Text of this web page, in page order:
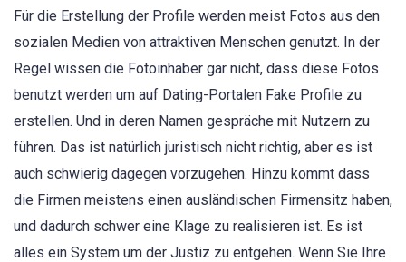
Für die Erstellung der Profile werden meist Fotos aus den
sozialen Medien von attraktiven Menschen genutzt. In der
Regel wissen die Fotoinhaber gar nicht, dass diese Fotos
benutzt werden um auf Dating-Portalen Fake Profile zu
erstellen. Und in deren Namen gespräche mit Nutzern zu
führen. Das ist natürlich juristisch nicht richtig, aber es ist
auch schwierig dagegen vorzugehen. Hinzu kommt dass
die Firmen meistens einen ausländischen Firmensitz haben,
und dadurch schwer eine Klage zu realisieren ist. Es ist
alles ein System um der Justiz zu entgehen. Wenn Sie Ihre